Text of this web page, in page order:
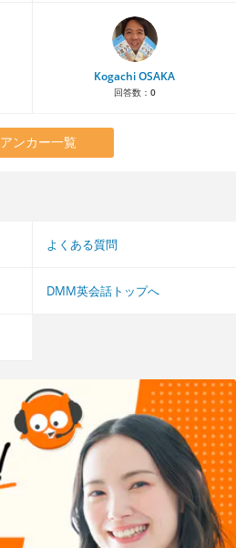
Kogachi OSAKA
回答数： 0
アンカー一覧
よくある質問
DMM英会話トップへ